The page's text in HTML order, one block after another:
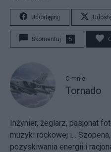
Udostępnij
Skomentuj 5
O mnie
Tornado
Inżynier, żeglarz, pasjonat
muzyki rockowej i...
pozyskiwania energii i